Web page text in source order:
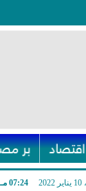
اقتصاد بر
07:24 مـ